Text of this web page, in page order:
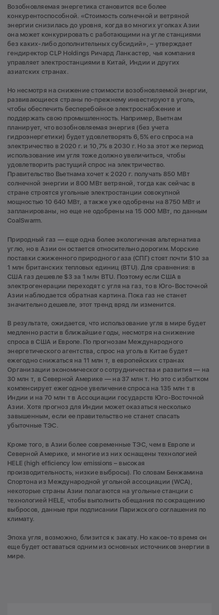
Возобновляемая энергетика становится все более
конкурентоспособной. «Стоимость солнечной и ветряной
энергии снизилась до уровня, когда во многих уголках Азии
она может конкурировать с работающими на угле станциями
без каких-либо дополнительных субсидий», – утверждает
гендиректор CLP Holdings Ричард Ланкастер, чья компания
управляет электростанциями в Китай, Индии и других
азиатских странах.
Но несмотря на снижение стоимости возобновляемой энергии,
развивающиеся страны по-прежнему инвестируют в уголь,
чтобы обеспечить бесперебойное электроснабжение и
поддержать свою промышленность. Например, Вьетнам
планирует, что возобновляемая энергия (без учета
гидроэнергетики) будет удовлетворять 6,5% его спроса на
электричество в 2020 г. и 10,7% в 2030 г. Но за этот же период
использование им угля тоже должно увеличиться, чтобы
удовлетворить растущий спрос на электричество.
Правительство Вьетнама хочет к 2020 г. получать 850 МВт
солнечной энергии и 800 МВт ветряной, тогда как сейчас в
стране строятся угольные электростанции совокупной
мощностью 10 640 МВт, а также уже одобрены на 8750 МВт и
запланированы, но еще не одобрены на 15 000 МВт, по данным
CoalSwarm.
Природный газ — еще одна более экологичная альтернатива
углю, но в Азии он остается относительно дорогим. Морские
поставки сжиженного природного газа (СПГ) стоят почти $10 за
1 млн британских тепловых единиц (BTU). Для сравнения: в
США газ дешевле $3 за 1 млн BTU. Поэтому если США в
электрогенерации переходят с угля на газ, то в Юго-Восточной
Азии наблюдается обратная картина. Пока газ не станет
значительно дешевле, этот тренд вряд ли изменится.
В результате, ожидается, что использование угля в мире будет
медленно расти в ближайшие годы, несмотря на снижение
спроса в США и Европе. По прогнозам Международного
энергетического агентства, спрос на уголь в Китае будет
ежегодно снижаться на 11 млн т, в европейских странах
Организации экономического сотрудничества и развития — на
30 млн т, в Северной Америке — на 37 млн т. Но это с избытком
компенсирует ежегодное увеличение спроса на 135 млн т в
Индии и на 70 млн т в Ассоциации государств Юго-Восточной
Азии. Хотя прогноз для Индии может оказаться несколько
завышенным, если ее правительство не станет спасать
убыточные ТЭС.
Кроме того, в Азии более современные ТЭС, чем в Европе и
Северной Америке, и многие из них оснащены технологией
HELE (high efficiency low emissions – высокая
производительность, низкие выбросы). По словам Бенжамина
Спортона из Международной угольной ассоциации (WCA),
некоторые страны Азии полагаются на угольные станции с
технологией HELE, чтобы выполнить обещания по сокращению
выбросов, данные при подписании Парижского соглашения по
климату.
Эпоха угля, возможно, близится к закату. Но какое-то время он
еще будет оставаться одним из основных источников энергии в
мире.